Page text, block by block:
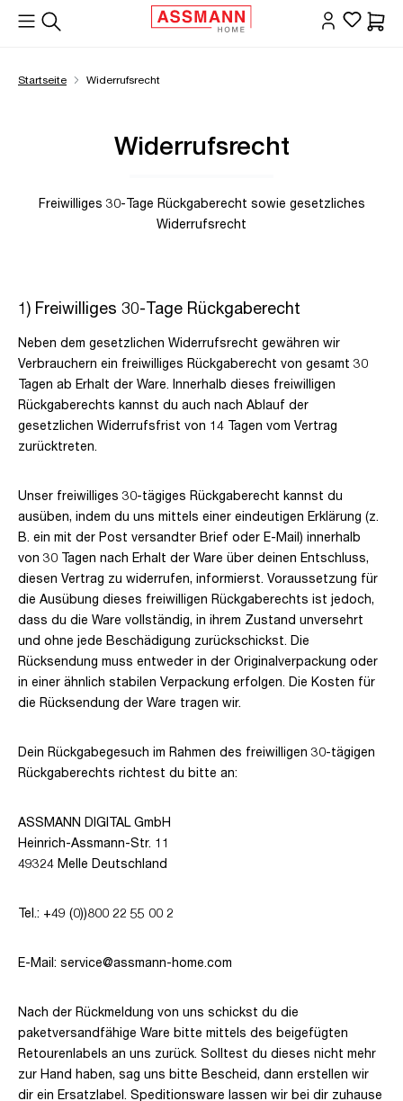
springen
Startseite Widerrufsrecht
Widerrufsrecht
Freiwilliges 30-Tage Rückgaberecht sowie gesetzliches
Widerrufsrecht
1) Freiwilliges 30-Tage Rückgaberecht
Neben dem gesetzlichen Widerrufsrecht gewähren wir
Verbrauchern ein freiwilliges Rückgaberecht von gesamt 30
Tagen ab Erhalt der Ware. Innerhalb dieses freiwilligen
Rückgaberechts kannst du auch nach Ablauf der
gesetzlichen Widerrufsfrist von 14 Tagen vom Vertrag
zurücktreten.
Unser freiwilliges 30-tägiges Rückgaberecht kannst du
ausüben, indem du uns mittels einer eindeutigen Erklärung (z.
B. ein mit der Post versandter Brief oder E-Mail) innerhalb
von 30 Tagen nach Erhalt der Ware über deinen Entschluss,
diesen Vertrag zu widerrufen, informierst. Voraussetzung für
die Ausübung dieses freiwilligen Rückgaberechts ist jedoch,
dass du die Ware vollständig, in ihrem Zustand unversehrt
und ohne jede Beschädigung zurückschickst. Die
Rücksendung muss entweder in der Originalverpackung oder
in einer ähnlich stabilen Verpackung erfolgen. Die Kosten für
die Rücksendung der Ware tragen wir.
Dein Rückgabegesuch im Rahmen des freiwilligen 30-tägigen
Rückgaberechts richtest du bitte an:
ASSMANN DIGITAL GmbH
Heinrich-Assmann-Str. 11
49324 Melle Deutschland
Tel.: +49 (0))800 22 55 00 2
E-Mail: service@assmann-home.com
Nach der Rückmeldung von uns schickst du die
paketversandfähige Ware bitte mittels des beigefügten
Retourenlabels an uns zurück. Solltest du dieses nicht mehr
zur Hand haben, sag uns bitte Bescheid, dann erstellen wir
dir ein Ersatzlabel. Speditionsware lassen wir bei dir zuhause